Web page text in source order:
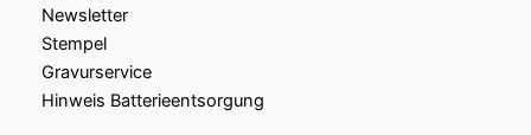
Newsletter
Stempel
Gravurservice
Hinweis Batterieentsorgung